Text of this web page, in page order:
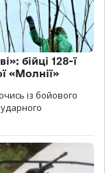
бійці 128-ї
«Молнії»
із бойового